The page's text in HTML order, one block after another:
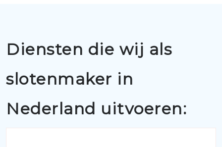
Diensten die wij als
slotenmaker in
Nederland uitvoeren: